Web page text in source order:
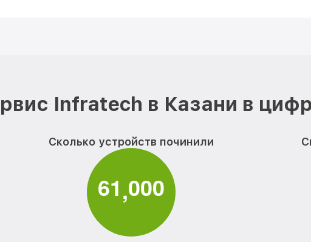
Infratech в Казани в
Сколько устройств починили
61,000